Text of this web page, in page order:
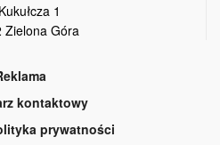
1
Zielona Góra
kontaktowy
prywatności